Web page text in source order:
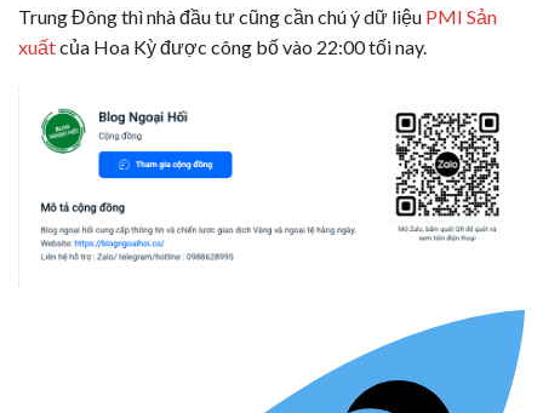
Trung Đông thì nhà đầu tư cũng cần chú ý dữ liệu PMI Sản
xuấtcủa Hoa Kỳ được công bố vào 22:00 tối nay.